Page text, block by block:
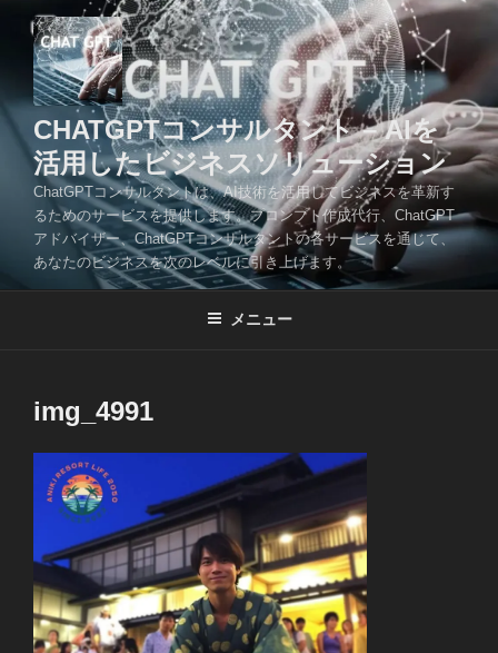
ツ
CHATGPTコンサルタント – AIを
活用したビジネスソリューション
ChatGPTコンサルタントは、AI技術を活用してビジネスを革新す
るためのサービスを提供します。プロンプト作成代行、ChatGPT
アドバイザー、ChatGPTコンサルタントの各サービスを通じて、
あなたのビジネスを次のレベルに引き上げます。
メニュー
img_4991